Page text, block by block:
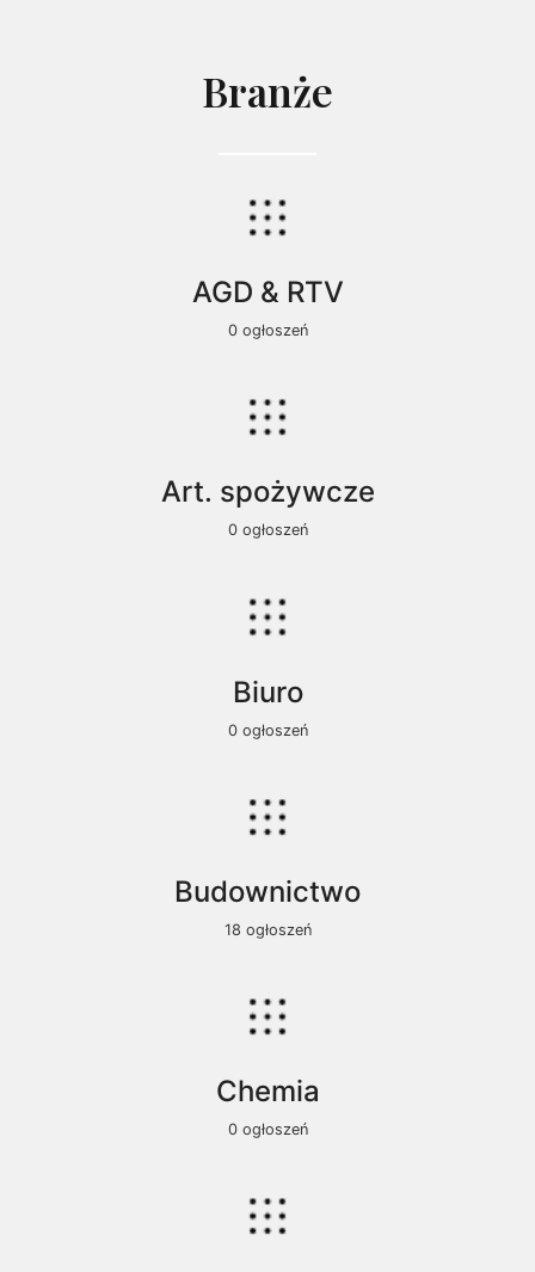
Branże
AGD & RTV
0 ogłoszeń
Art. spożywcze
0 ogłoszeń
Biuro
0 ogłoszeń
Budownictwo
18 ogłoszeń
Chemia
0 ogłoszeń